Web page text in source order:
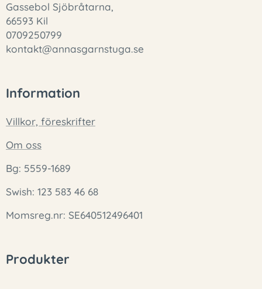
Gassebol Sjöbråtarna,
66593 Kil
0709250799
kontakt@annasgarnstuga.se
Information
Villkor, föreskrifter
Om oss
Bg: 5559-1689
Swish: 123 583 46 68
Momsreg.nr: SE640512496401
Produkter